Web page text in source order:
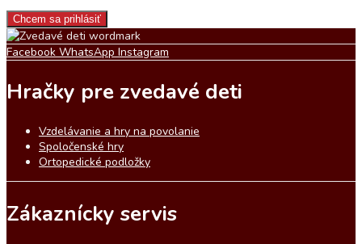
Facebook WhatsApp Instagram
Hračky pre zvedavé deti
Vzdelávanie a hry na povolanie
Spoločenské hry
Ortopedické podložky
Zákaznícky servis